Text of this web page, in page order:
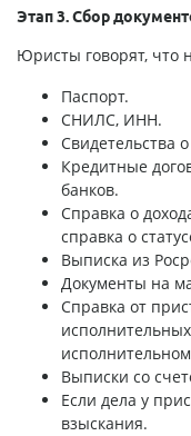
Этап 3. Сбор
Юристы говорят, что
Паспорт.
СНИЛС, ИНН.
Свидетельства
Кредитные
банков.
Справка о
справка о
Выписка из
Документы на
Справка от
Выписки со
Если дела у
взыскания.